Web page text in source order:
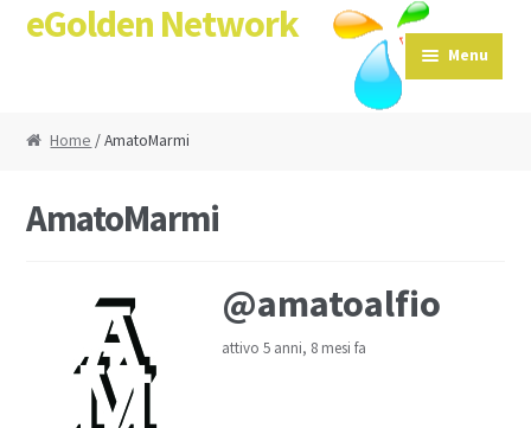
Skip to navigation
Skip to content
eGolden Network
Menu
Home / AmatoMarmi
AmatoMarmi
@amatoalfio
attivo 5 anni, 8 mesi fa